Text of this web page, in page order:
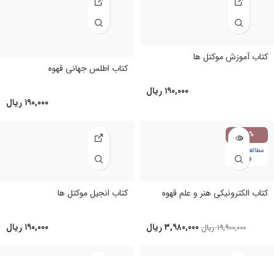
کتاب آموزش موکتل‌ ها
۱۹۰,۰۰۰ ریال
کتاب اطلس جهانی قهوه
۱۹۰,۰۰۰ ریال
-80%
مطالعه در نوب
وک
کتاب الکترونیکی هنر و علم قهوه
۱۹,۹۰۰,۰۰۰ ریال ۳,۹۸۰,۰۰۰ریال
کتاب انجیل موکتل ها
۱۹۰,۰۰۰ ریال